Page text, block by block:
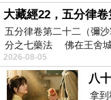
大檢視，有時
頰，原本平靜的
下父母心除了力
選民的期望。
大藏經22，五分律
五分律卷第二十二（彌
分之七藥法 佛在王舍
2026-08-05
八
拿到